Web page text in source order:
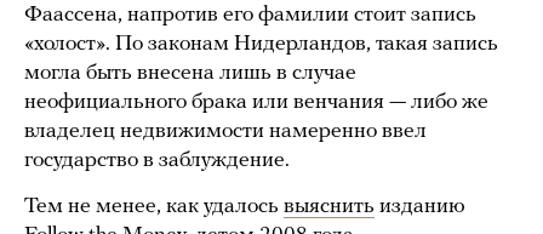
Фаассена, напротив его фамилии стоит запись
«холост». По законам Нидерландов, такая запись
могла быть внесена лишь в случае
неофициального брака или венчания — либо же
владелец недвижимости намеренно ввел
государство в заблуждение.
Тем не менее, как удалось выяснить изданию